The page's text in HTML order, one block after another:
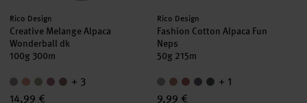
Hersteller:
Rico Design
Creative Melange Alpaca
Wonderball dk
100g 300m
+ 3
14,99 €
Hersteller:
Rico Design
Fashion Cotton Alpaca Fun
Neps
50g 215m
+ 1
9,99 €